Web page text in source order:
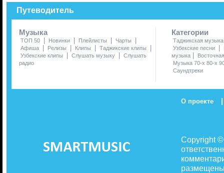
Путеводитель
Музыка
ТОП 50 | Новинки | Плейлисты | Чарты |
Афиша | Релизы | Клипы | Таджикские клипы |
Узбекские клипы | Слушать музыку | Слушать
радио
Категории
Таджикская музыка
Узбекские песни
|
музыка |
Музыка 70-х 80-х
Саундтреки
О проекте |
Copyright
размещены